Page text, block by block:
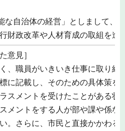
な自治体の経営」としまして、
財政改革や人材育成の取組を進
意見］
、職員がいきいき仕事に取り組
に記載し、そのための具体策を
スメントを受けたことがある状
メントをする人が部や課や係な
。さらに、市民と直接かかわる